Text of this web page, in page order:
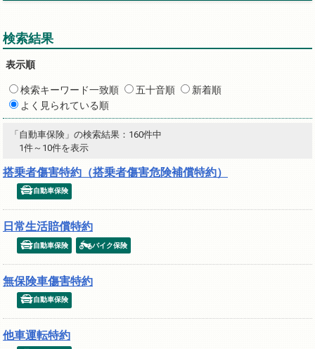
検索結果
表示順
検索キーワード一致順 五十音順
新着順
よく見られている順
「自動車保険」の検索結果：160件中
1件～10件を表示
搭乗者傷害特約（搭乗者傷害危険補償特約）
自動車保険
日常生活賠償特約
自動車保険 バイク保険
無保険車傷害特約
自動車保険
他車運転特約